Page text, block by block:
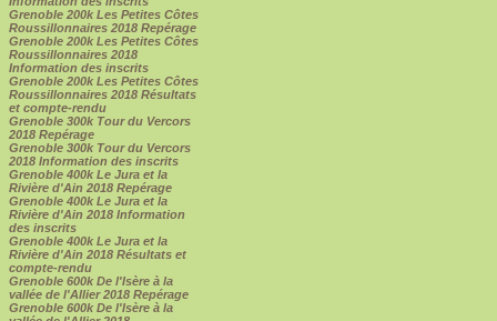
Grenoble 200k Les Petites Côtes
Roussillonnaires 2018 Repérage
Grenoble 200k Les Petites Côtes
Roussillonnaires 2018
Information des inscrits
Grenoble 200k Les Petites Côtes
Roussillonnaires 2018 Résultats
et compte-rendu
Grenoble 300k Tour du Vercors
2018 Repérage
Grenoble 300k Tour du Vercors
2018 Information des inscrits
Grenoble 400k Le Jura et la
Rivière d'Ain 2018 Repérage
Grenoble 400k Le Jura et la
Rivière d'Ain 2018 Information
des inscrits
Grenoble 400k Le Jura et la
Rivière d'Ain 2018 Résultats et
compte-rendu
Grenoble 600k De l'Isère à la
vallée de l'Allier 2018 Repérage
Grenoble 600k De l'Isère à la